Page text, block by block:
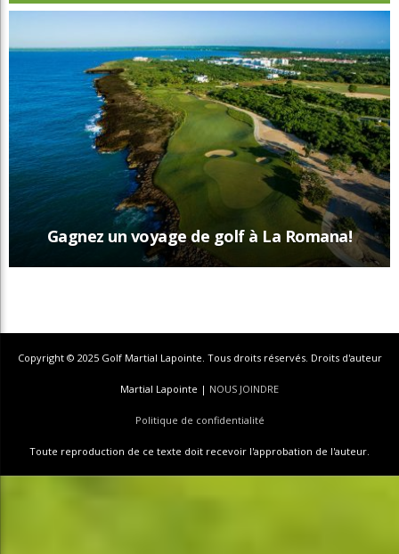
Gagnez un voyage de golf à La Romana!
Copyright © 2025 Golf Martial Lapointe. Tous droits réservés. Droits d'auteur
Martial Lapointe | NOUS JOINDRE
Politique de confidentialité
Toute reproduction de ce texte doit recevoir l'approbation de l'auteur.